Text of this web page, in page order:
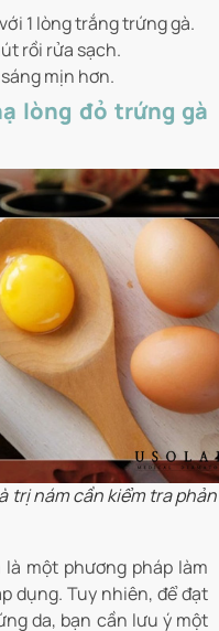
1 lòng trắng trứng gà.
rồi rửa sạch.
mịn hơn.
lòng đỏ trứng gà
trị nám cần kiểm tra
một phương pháp làm
dụng. Tuy nhiên, để đạt
da, bạn cần lưu ý một